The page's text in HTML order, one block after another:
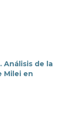
Análisis de la
Milei en